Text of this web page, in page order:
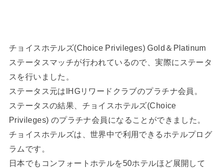
チョイスホテルズ(Choice Privileges) Gold＆Platinum
ステータスマッチが行われているので、実際にステータ
スを行いました。
ステータス元はIHGリワードクラブのプラチナ会員。
ステータスの結果、チョイスホテルズ(Choice
Privileges) のプラチナ会員になることができました。
チョイスホテルズは、世界中で利用できるホテルプログ
ラムです。
日本でもコンフォートホテルを50ホテルほど展開して